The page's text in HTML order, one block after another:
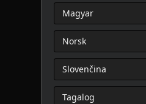
Magyar
Norsk
Slovenčina
Tagalog